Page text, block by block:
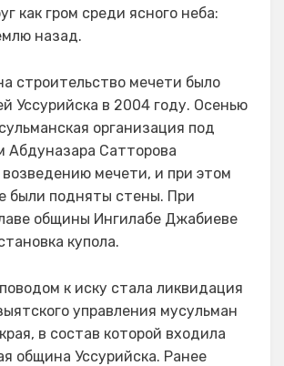
как гром среди ясного неба:
назад.
строительство мечети было
Уссурийска в 2004 году. Осенью
организация под
Абдуназара Сатторова
возведению мечети, и при этом
были подняты стены. При
общины Ингилабе Джабиеве
купола.
к иску стала ликвидация
управления мусульман
в состав которой входила
община Уссурийска. Ранее